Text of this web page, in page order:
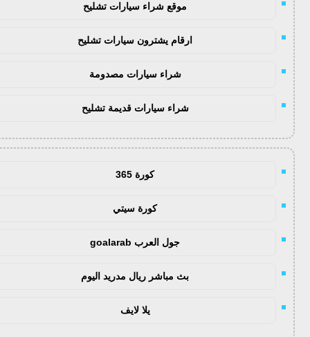
موقع شراء سيارات تشليح
ارقام يشترون سيارات تشليح
شراء سيارات مصدومة
شراء سيارات قديمة تشليح
كورة 365
كورة سيتي
جول العرب goalarab
بث مباشر ريال مدريد اليوم
يلا لايف